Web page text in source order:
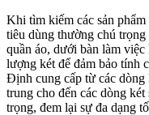
Khi tìm kiếm các sản phẩm
tiêu dùng thường chú
quần áo, dưới bàn làm
lượng két để đảm bảo tính
Định cung cấp từ các dòng
trung cho đến các dòng
trọng, đem lại sự đa dạng